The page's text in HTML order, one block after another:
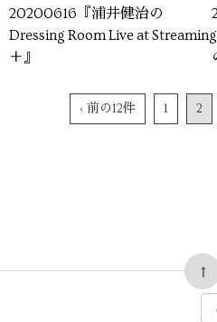
20200616『浦井健治の
Dressing Room Live at Streaming
＋』
‹ 前の12件 1 2